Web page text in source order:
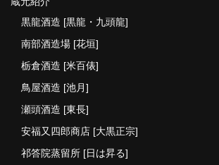
黒龍酒造 [黒龍・九頭龍]
南部酒造場 [花垣]
栃倉酒造 [米百俵]
鳥屋酒造 [池月]
瀬頭酒造 [東長]
安福又四郎商店 [大黒正宗]
祁答院蒸留所 [日は昇る]